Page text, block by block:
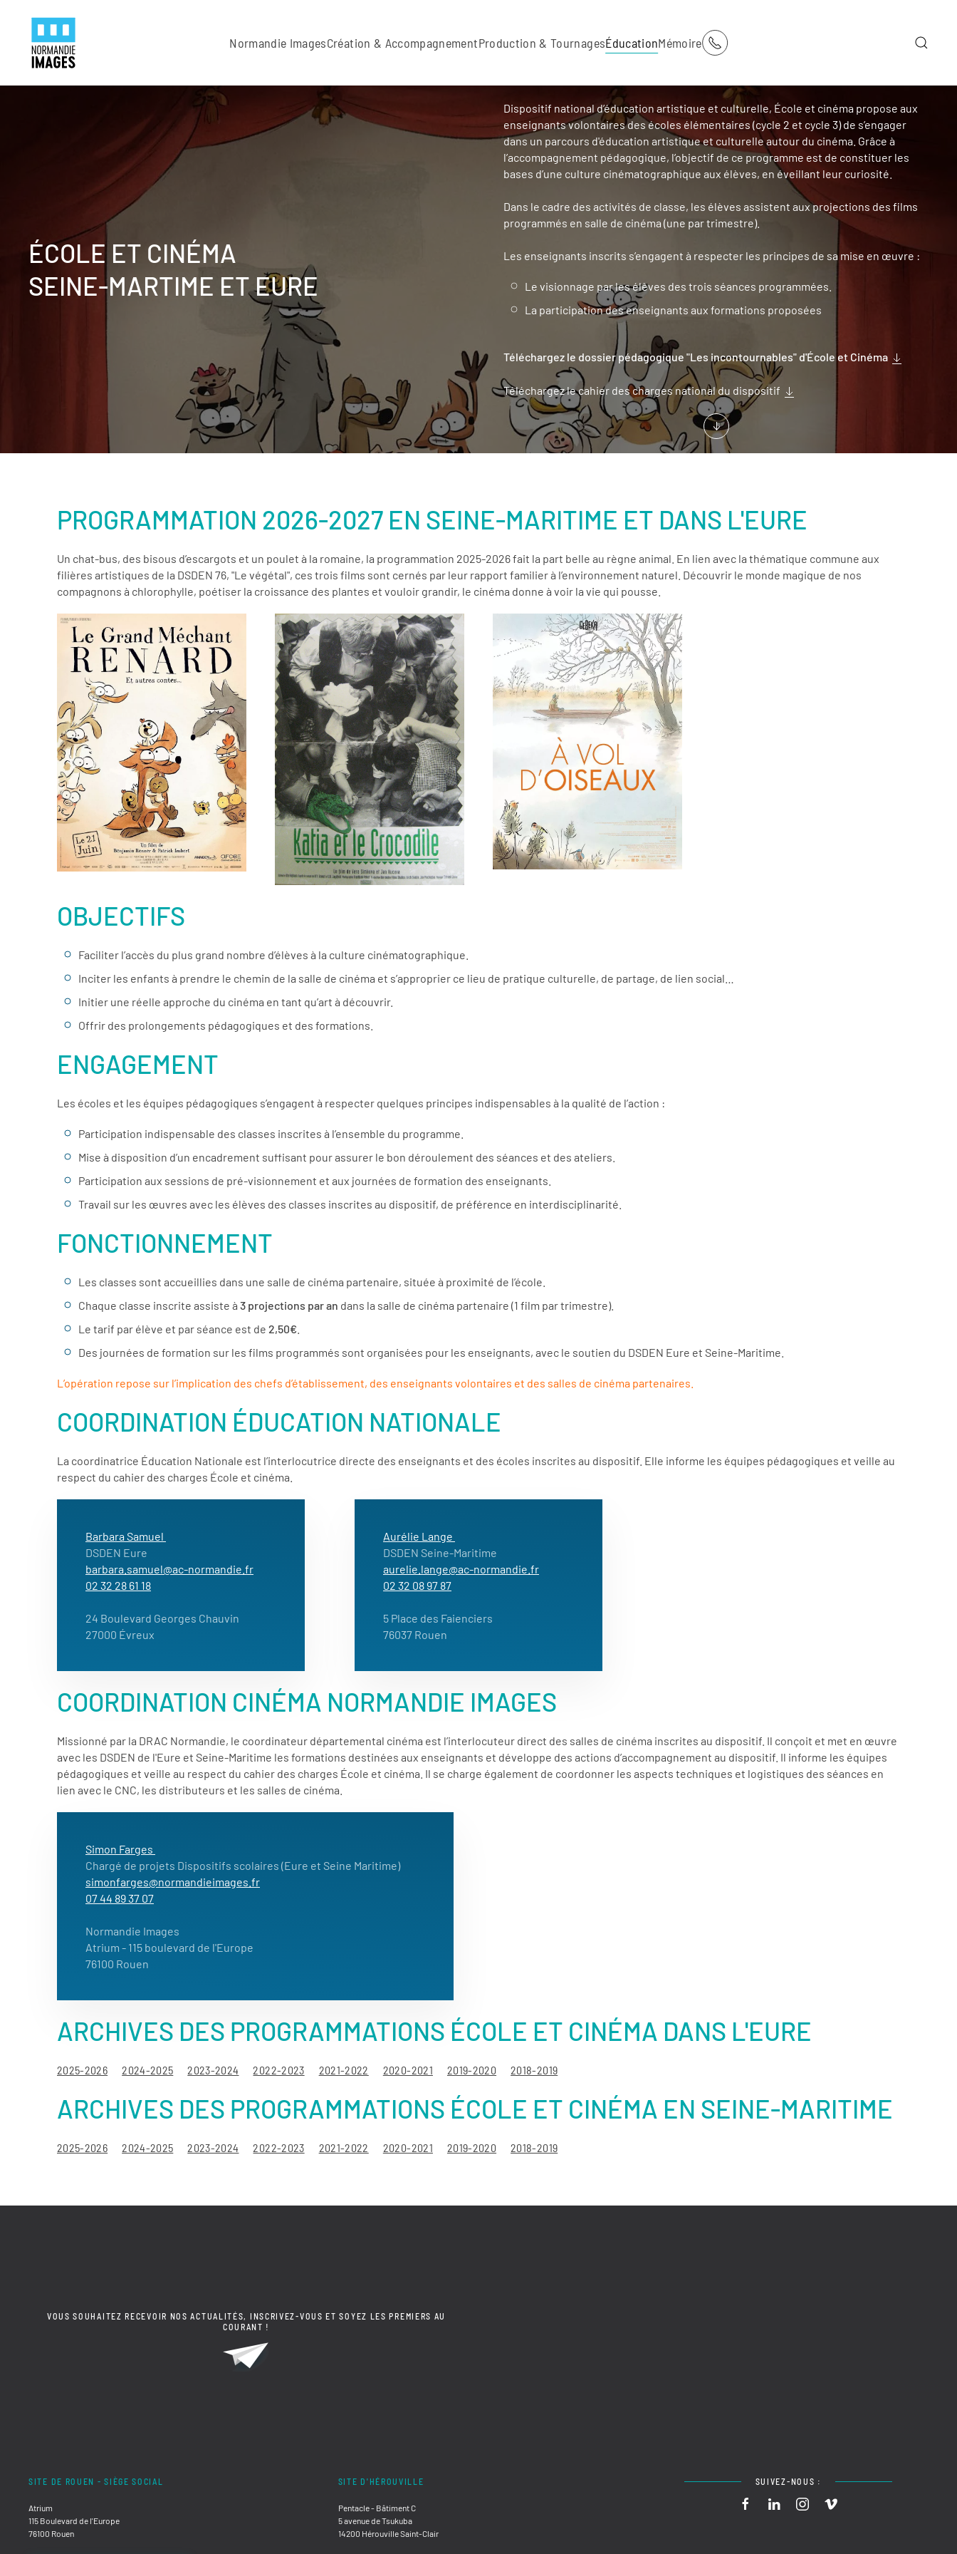
Skip to main content
Normandie ImagesCréation & AccompagnementProduction & TournagesÉducationMémoire
ÉCOLE ET CINÉMA
SEINE-MARTIME ET EURE
Dispositif national d’éducation artistique et culturelle, École et cinéma propose aux
enseignants volontaires des écoles élémentaires (cycle 2 et cycle 3) de s’engager
dans un parcours d'éducation artistique et culturelle autour du cinéma. Grâce à
l’accompagnement pédagogique, l’objectif de ce programme est de constituer les
bases d’une culture cinématographique aux élèves, en éveillant leur curiosité.
Dans le cadre des activités de classe, les élèves assistent aux projections des films
programmés en salle de cinéma (une par trimestre).
Les enseignants inscrits s’engagent à respecter les principes de sa mise en œuvre :
Le visionnage par les élèves des trois séances programmées.
La participation des enseignants aux formations proposées
Téléchargez le dossier pédagogique "Les incontournables" d'École et Cinéma
Téléchargez le cahier des charges national du dispositif
PROGRAMMATION 2026-2027 EN SEINE-MARITIME ET DANS L'EURE
Un chat-bus, des bisous d’escargots et un poulet à la romaine, la programmation 2025-2026 fait la part belle au règne animal. En lien avec la thématique commune aux
filières artistiques de la DSDEN 76, "Le végétal", ces trois films sont cernés par leur rapport familier à l’environnement naturel. Découvrir le monde magique de nos
compagnons à chlorophylle, poétiser la croissance des plantes et vouloir grandir, le cinéma donne à voir la vie qui pousse.
er
Voir la fiche film
ème
Voir la fiche film
ème
OBJECTIFS
Faciliter l’accès du plus grand nombre d’élèves à la culture cinématographique.
Inciter les enfants à prendre le chemin de la salle de cinéma et s’approprier ce lieu de pratique culturelle, de partage, de lien social…
Initier une réelle approche du cinéma en tant qu’art à découvrir.
Offrir des prolongements pédagogiques et des formations.
ENGAGEMENT
Les écoles et les équipes pédagogiques s’engagent à respecter quelques principes indispensables à la qualité de l’action :
Participation indispensable des classes inscrites à l’ensemble du programme.
Mise à disposition d’un encadrement suffisant pour assurer le bon déroulement des séances et des ateliers.
Participation aux sessions de pré-visionnement et aux journées de formation des enseignants.
Travail sur les œuvres avec les élèves des classes inscrites au dispositif, de préférence en interdisciplinarité.
FONCTIONNEMENT
Les classes sont accueillies dans une salle de cinéma partenaire, située à proximité de l’école.
Chaque classe inscrite assiste à 3 projections par an dans la salle de cinéma partenaire (1 film par trimestre).
Le tarif par élève et par séance est de 2,50€
Des journées de formation sur les films programmés sont organisées pour les enseignants, avec le soutien du DSDEN Eure et Seine-Maritime.
L’opération repose sur l’implication des chefs d’établissement, des enseignants volontaires et des salles de cinéma partenaires.
COORDINATION ÉDUCATION NATIONALE
La coordinatrice Éducation Nationale est l’interlocutrice directe des enseignants et des écoles inscrites au dispositif. Elle informe les équipes pédagogiques et veille au
respect du cahier des charges École et cinéma.
Barbara Samuel
DSDEN Eure
barbara.samuel@ac-normandie.fr
02 32 28 61 18
24 Boulevard Georges Chauvin
27000 Évreux
Aurélie Lange
DSDEN Seine-Maritime
aurelie.lange@ac-normandie.fr
02 32 08 97 87
5 Place des Faienciers
76037 Rouen
COORDINATION CINÉMA NORMANDIE IMAGES
Missionné par la DRAC Normandie, le coordinateur départemental cinéma est l’interlocuteur direct des salles de cinéma inscrites au dispositif. Il conçoit et met en œuvre
avec les DSDEN de l'Eure et Seine-Maritime les formations destinées aux enseignants et développe des actions d’accompagnement au dispositif. Il informe les équipes
pédagogiques et veille au respect du cahier des charges École et cinéma. Il se charge également de coordonner les aspects techniques et logistiques des séances en
lien avec le CNC, les distributeurs et les salles de cinéma.
Simon Farges
Chargé de projets Dispositifs scolaires (Eure et Seine Maritime)
simonfarges@normandieimages.fr
07 44 89 37 07
Normandie Images
Atrium - 115 boulevard de l'Europe
76100 Rouen
ARCHIVES DES PROGRAMMATIONS ÉCOLE ET CINÉMA DANS L'EURE
2025-2026 2024-2025 2023-2024 2022-2023 2021-2022 2020-2021 2019-2020 2018-2019
ARCHIVES DES PROGRAMMATIONS ÉCOLE ET CINÉMA EN SEINE-MARITIME
2025-2026 2024-2025 2023-2024 2022-2023 2021-2022 2020-2021 2019-2020 2018-2019
VOUS SOUHAITEZ RECEVOIR NOS ACTUALITÉS, INSCRIVEZ-VOUS ET SOYEZ LES PREMIERS AU
COURANT !
SITE DE ROUEN - SIÈGE SOCIAL
Atrium
115 Boulevard de l'Europe
76100 Rouen
SITE D'HÉROUVILLE
Pentacle - Bâtiment C
5 avenue de Tsukuba
14200 Hérouville Saint-Clair
SUIVEZ-NOUS :